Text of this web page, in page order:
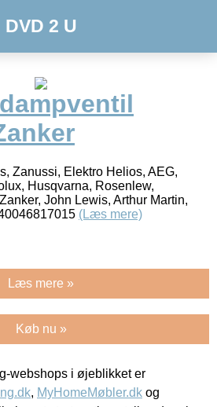
DVD 2 U
Zanussi, Elektro Helios, AEG,
Husqvarna, Rosenlew,
John Lewis, Arthur Martin,
(Læs mere)
Læs mere »
Køb nu »
webshops i øjeblikket er
, MyHomeMøbler.dk og